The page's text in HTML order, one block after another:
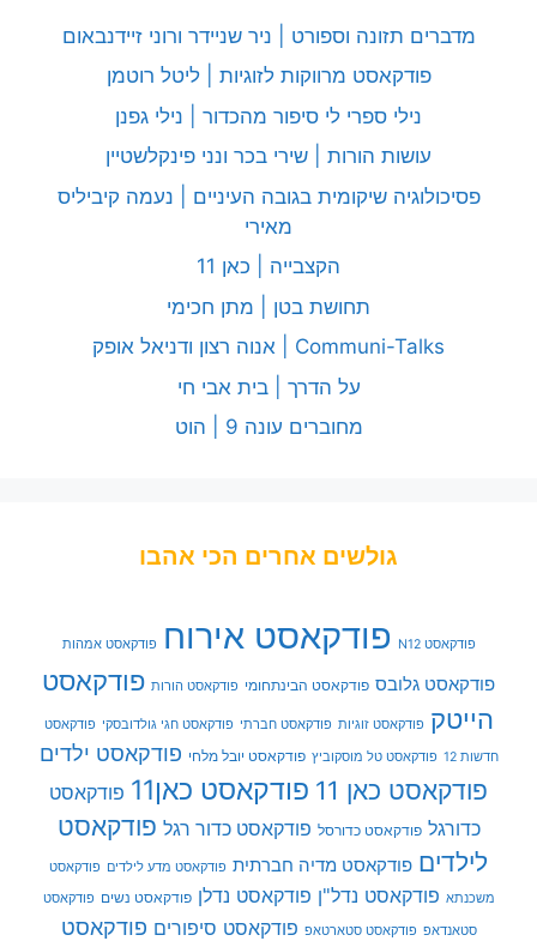
מדברים תזונה וספורט | ניר שניידר ורוני זיידנבאום
פודקאסט מרווקות לזוגיות | ליטל רוטמן
נילי ספרי לי סיפור מהכדור | נילי גפנן
עושות הורות | שירי בכר ונני פינקלשטיין
פסיכולוגיה שיקומית בגובה העיניים | נעמה קיביליס
מאירי
הקצבייה | כאן 11
תחושת בטן | מתן חכימי
Communi-Talks | אנוה רצון ודניאל אופק
על הדרך | בית אבי חי
מחוברים עונה 9 | הוט
גולשים אחרים הכי אהבו
פודקאסט N12 פודקאסט אירוח פודקאסט אמהות
פודקאסט גלובס פודקאסט הבינתחומי פודקאסט הורות פודקאסט
הייטק פודקאסט זוגיות פודקאסט חברתי פודקאסט חגי גולדובסקי פודקאסט
חדשות 12 פודקאסט טל מוסקוביץ פודקאסט יובל מלחי פודקאסט ילדים
פודקאסט כאן 11 פודקאסט כאן11
פודקאסט
כדורגל פודקאסט כדורסל פודקאסט כדור רגל פודקאסט
לילדים פודקאסט מדיה חברתית פודקאסט מדע לילדים פודקאסט
משכנתא פודקאסט נדל"ן פודקאסט נדלן פודקאסט נשים פודקאסט
סטאנדאפ פודקאסט סטארטאפ פודקאסט סיפורים פודקאסט